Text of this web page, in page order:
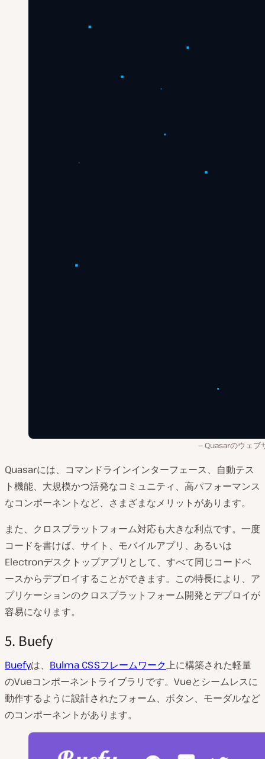
Quasarのウェブ
Quasarには、コマンドラインインターフェース、自動テス
ト機能、大規模かつ活発なコミュニティ、高パフォーマンス
なコンポーネントなど、さまざまなメリットがあります。
また、クロスプラットフォーム対応も大きな利点です。一度
コードを書けば、サイト、モバイルアプリ、あるいは
Electronデスクトップアプリとして、すべて同じコードベ
ースからデプロイすることができます。この特長により、ア
プリケーションのクロスプラットフォーム開発とデプロイが
容易になります。
5. Buefy
Buefyは、 Bulma CSSフレームワーク上に構築された軽量
のVueコンポーネントライブラリです。Vueとシームレスに
動作するように設計されたフォーム、ボタン、モーダルなど
のコンポーネントがあります。